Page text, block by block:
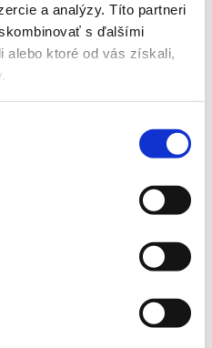
a analýzy. Títo partneri
s ďalšími
alebo ktoré od vás získali,
kvalitného plastu a slúži
a okrasných rastlín k roseniu,